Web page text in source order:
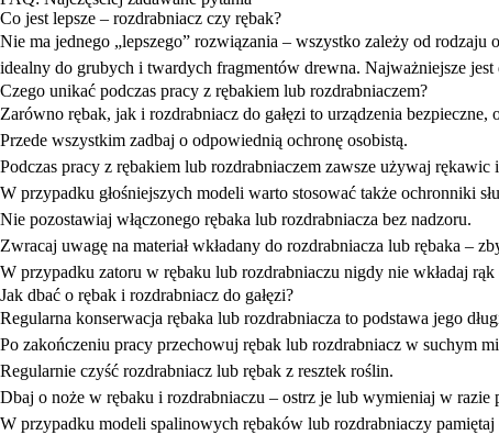
Co jest lepsze – rozdrabniacz czy rębak?
Nie ma jednego „lepszego” rozwiązania – wszystko zależy od rodzaju
idealny do grubych i twardych fragmentów drewna. Najważniejsze jest
Czego unikać podczas pracy z rębakiem lub rozdrabniaczem?
Zarówno rębak, jak i rozdrabniacz do gałęzi to urządzenia bezpieczne,
Przede wszystkim zadbaj o odpowiednią ochronę osobistą.
Podczas pracy z rębakiem lub rozdrabniaczem zawsze używaj
W przypadku głośniejszych modeli warto stosować także ochronniki
Nie pozostawiaj włączonego rębaka lub rozdrabniacza bez nadzoru.
Zwracaj uwagę na materiał wkładany do rozdrabniacza lub rębaka –
W przypadku zatoru w rębaku lub rozdrabniaczu nigdy nie wkładaj
Jak dbać o rębak i rozdrabniacz do gałęzi?
Regularna konserwacja rębaka lub rozdrabniacza to podstawa jego
Po zakończeniu pracy przechowuj rębak lub rozdrabniacz w suchym
Regularnie czyść rozdrabniacz lub rębak z resztek roślin.
Dbaj o noże w rębaku i rozdrabniaczu – ostrz je lub wymieniaj w razie
W przypadku modeli spalinowych rębaków lub rozdrabniaczy